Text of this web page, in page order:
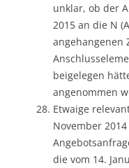
unklar, ob der
2015 an die N
angehangenen
beigelegen
angenommen
Etwaige
November
die vom 14.